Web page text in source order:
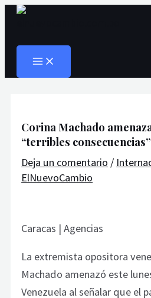
Ir
contenido
MAIN
Corina Machado
“terribles
Deja un comentario /
ElNuevoCambio
Caracas | Agencias
La extremista opositora
Machado amenazó este
Venezuela al señalar que el
Navegación
entradas
Escribe
Nombre*
Correo
Web